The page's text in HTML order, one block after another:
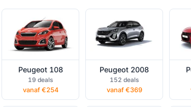
Peugeot 108
19 deals
vanaf €254
Peugeot 2008
152 deals
vanaf €369
Peugeot 5008
private lease
Peugeot 508
private lease